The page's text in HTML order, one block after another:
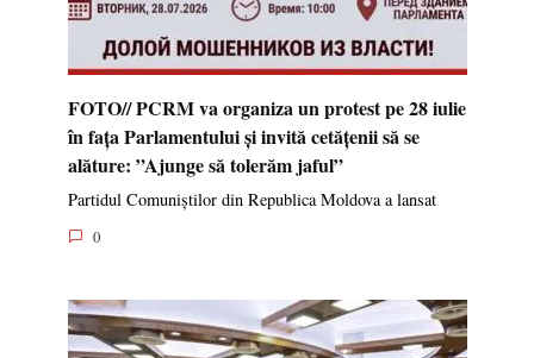
FOTO// PCRM va organiza un protest pe 28 iulie
în fața Parlamentului și invită cetățenii să se
alăture: ”Ajunge să tolerăm jaful”
Partidul Comuniștilor din Republica Moldova a lansat
0